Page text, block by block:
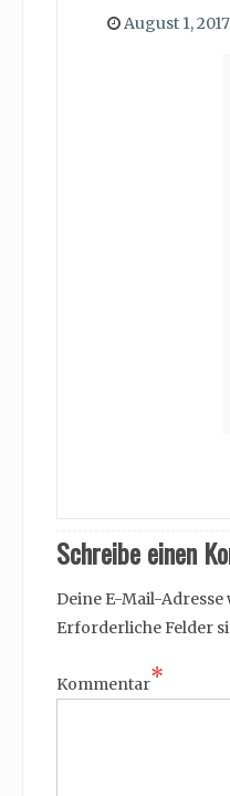
August 1,
Schreibe einen
Deine E-Mail-
Erforderliche Felder
Kommentar*